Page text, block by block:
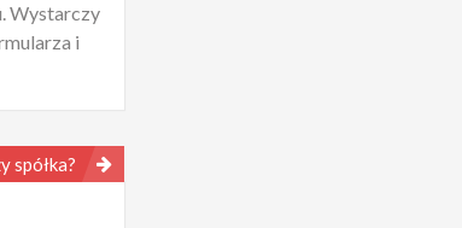
Wystarczy
i
spółka?